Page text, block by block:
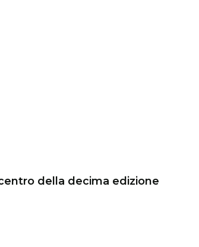
della decima edizione